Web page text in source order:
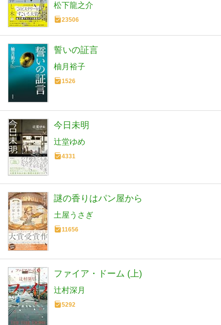
松下龍之介
23506
誓いの証言
柚月裕子
1526
今日未明
辻堂ゆめ
4331
謎の香りはパン屋から
土屋うさぎ
11656
ファイア・ドーム (上)
辻村深月
5292